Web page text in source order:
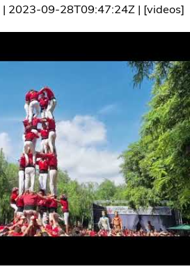
| 2023-09-28T09:47:24Z | [videos]